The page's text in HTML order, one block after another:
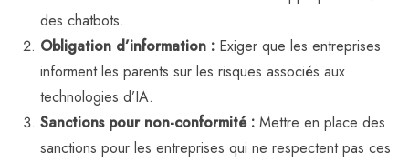
des chatbots.
Obligation d’information : Exiger que les entreprises
informent les parents sur les risques associés aux
technologies d’IA.
Sanctions pour non-conformité : Mettre en place des
sanctions pour les entreprises qui ne respectent pas ces